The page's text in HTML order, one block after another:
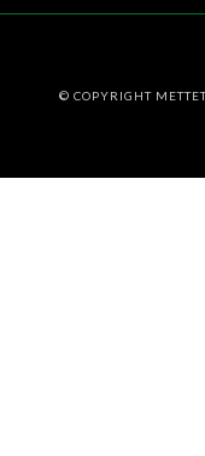
© COPYRIGHT